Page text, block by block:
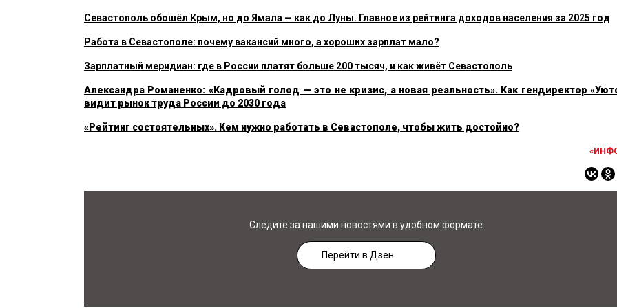
Севастополь обошёл Крым, но до Ямала — как до Луны. Главное из рейтинга доходов населения за 2025 год
Работа в Севастополе: почему вакансий много, а хороших зарплат мало?
Зарплатный меридиан: где в России платят больше 200 тысяч, и как живёт Севастополь
Александра Романенко: «Кадровый голод — это не кризис, а новая реальность». Как гендиректор
видит рынок труда России до 2030 года
«Рейтинг состоятельных». Кем нужно работать в Севастополе, чтобы жить достойно?
Следите за нашими новостями в удобном формате
Перейти в Дзен